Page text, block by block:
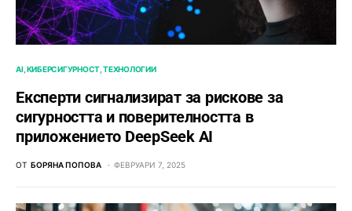
AI КИБЕРСИГУРНОСТ ТЕХНОЛОГИИ
Експерти сигнализират за рискове за
сигурността и поверителността в
приложението DeepSeek AI
ОТ БОРЯНА ПОПОВА ФЕВРУАРИ 7, 2025